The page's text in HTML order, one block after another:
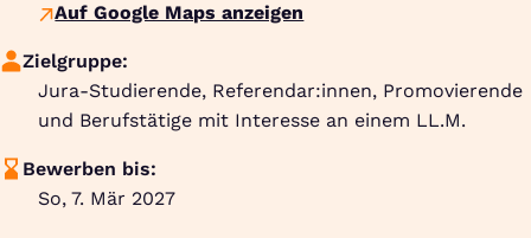
Auf Google Maps anzeigen
Zielgruppe:
Jura-Studierende, Referendar:innen, Promovierende
und Berufstätige mit Interesse an einem LL.M.
Bewerben bis:
So, 7. Mär 2027